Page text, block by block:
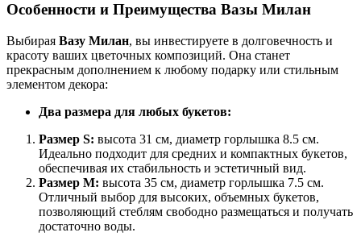
Особенности и Преимущества Вазы Милан
Выбирая Вазу Милан, вы инвестируете в долговечность и
красоту ваших цветочных композиций. Она станет
прекрасным дополнением к любому подарку или стильным
элементом декора:
Два размера для любых букетов:
Размер S: высота 31 см, диаметр горлышка 8.5 см.
Идеально подходит для средних и компактных букетов,
обеспечивая их стабильность и эстетичный вид.
Размер M: высота 35 см, диаметр горлышка 7.5 см.
Отличный выбор для высоких, объемных букетов,
позволяющий стеблям свободно размещаться и получать
достаточно воды.